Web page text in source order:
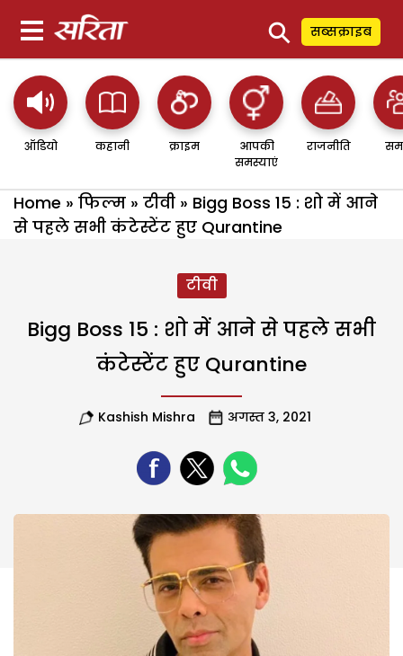
⚲ सब्सक्राइब
ऑडियो कहानी क्राइम
आपकी
समस्याएं
राजनीति
Home » फिल्म » टीवी » Bigg Boss 15 : शो में आने
से पहले सभी कंटेस्टेंट हुए Qurantine
टीवी
Bigg Boss 15 : शो में आने से पहले सभी
कंटेस्टेंट हुए Qurantine
Kashish Mishra अगस्त 3, 2021